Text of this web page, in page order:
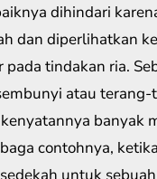
dihindari
dan diperlihatkan
tindakan ria.
atau
banyak
contohnya,
untuk sebuah